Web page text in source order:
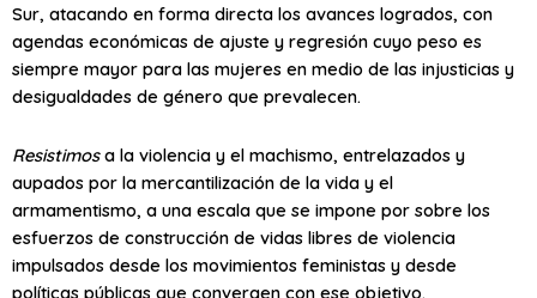
Sur, atacando en forma directa los avances logrados, con
agendas económicas de ajuste y regresión cuyo peso es
siempre mayor para las mujeres en medio de las injusticias y
desigualdades de género que prevalecen.
Resistimosa la violencia y el machismo, entrelazados y
aupados por la mercantilización de la vida y el
armamentismo, a una escala que se impone por sobre los
esfuerzos de construcción de vidas libres de violencia
impulsados desde los movimientos feministas y desde
políticas públicas que convergen con ese objetivo.